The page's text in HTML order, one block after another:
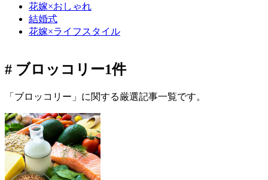
花嫁×おしゃれ
結婚式
花嫁×ライフスタイル
# ブロッコリー1件
「ブロッコリー」に関する厳選記事一覧です。